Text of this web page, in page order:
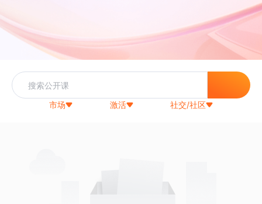
市场 激活 社交/社区